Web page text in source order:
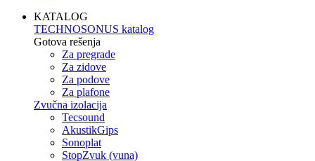
KATALOG
TECHNOSONUS katalog
Gotova rešenja
Za pregrade
Za zidove
Za podove
Za plafone
Zvučna izolacija
Tecsound
AkustikGips
Sonoplat
StopZvuk (vuna)